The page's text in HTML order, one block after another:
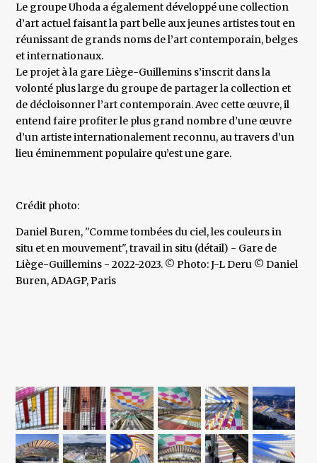
Le groupe Uhoda a également développé une collection
d’art actuel faisant la part belle aux jeunes artistes tout en
réunissant de grands noms de l’art contemporain, belges
et internationaux.
Le projet à la gare Liège-Guillemins s’inscrit dans la
volonté plus large du groupe de partager la collection et
de décloisonner l’art contemporain. Avec cette œuvre, il
entend faire profiter le plus grand nombre d’une œuvre
d’un artiste internationalement reconnu, au travers d’un
lieu éminemment populaire qu’est une gare.
Crédit photo:
Daniel Buren, "Comme tombées du ciel, les couleurs in
situ et en mouvement", travail in situ (détail) - Gare de
Liège-Guillemins - 2022-2023. © Photo: J-L Deru © Daniel
Buren, ADAGP, Paris